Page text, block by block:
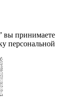
вы принимаете
персональной